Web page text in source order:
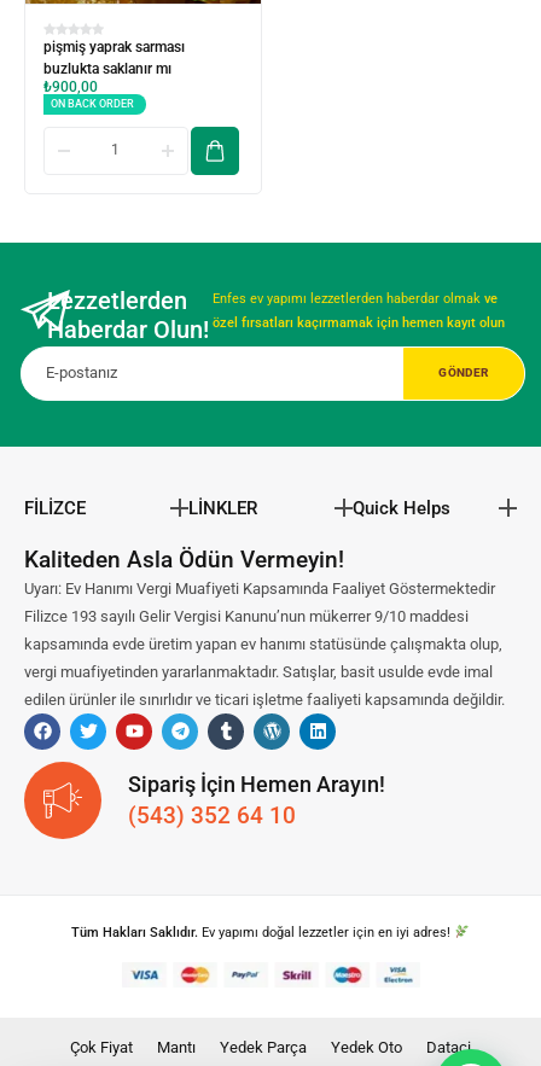
pişmiş yaprak sarması
buzlukta saklanır mı
₺900,00
ON BACK ORDER
Lezzetlerden
Haberdar Olun!
Enfes ev yapımı lezzetlerden haberdar olmak ve
özel fırsatları kaçırmamak için hemen kayıt olun
FİLİZCE LİNKLER Quick Helps
Kaliteden Asla Ödün Vermeyin!
Uyarı: Ev Hanımı Vergi Muafiyeti Kapsamında Faaliyet Göstermektedir
Filizce 193 sayılı Gelir Vergisi Kanunu’nun mükerrer 9/10 maddesi
kapsamında evde üretim yapan ev hanımı statüsünde çalışmakta olup,
vergi muafiyetinden yararlanmaktadır. Satışlar, basit usulde evde imal
edilen ürünler ile sınırlıdır ve ticari işletme faaliyeti kapsamında değildir.
Sipariş İçin Hemen Arayın!
(543) 352 64 10
Tüm Hakları Saklıdır. Ev yapımı doğal lezzetler için en iyi adres!
Çok Fiyat Mantı Yedek Parça Yedek Oto Dataci